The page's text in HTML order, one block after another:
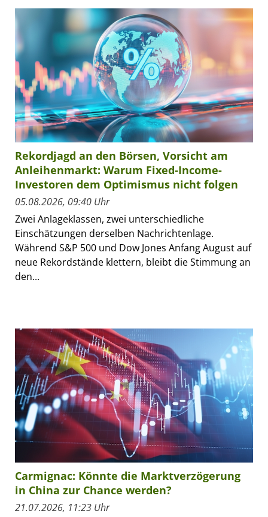
Rekordjagd an den Börsen, Vorsicht am
Anleihenmarkt: Warum Fixed-Income-
Investoren dem Optimismus nicht folgen
05.08.2026, 09:40 Uhr
Zwei Anlageklassen, zwei unterschiedliche
Einschätzungen derselben Nachrichtenlage.
Während S&P 500 und Dow Jones Anfang August auf
neue Rekordstände klettern, bleibt die Stimmung an
den...
Carmignac: Könnte die Marktverzögerung
in China zur Chance werden?
21.07.2026, 11:23 Uhr